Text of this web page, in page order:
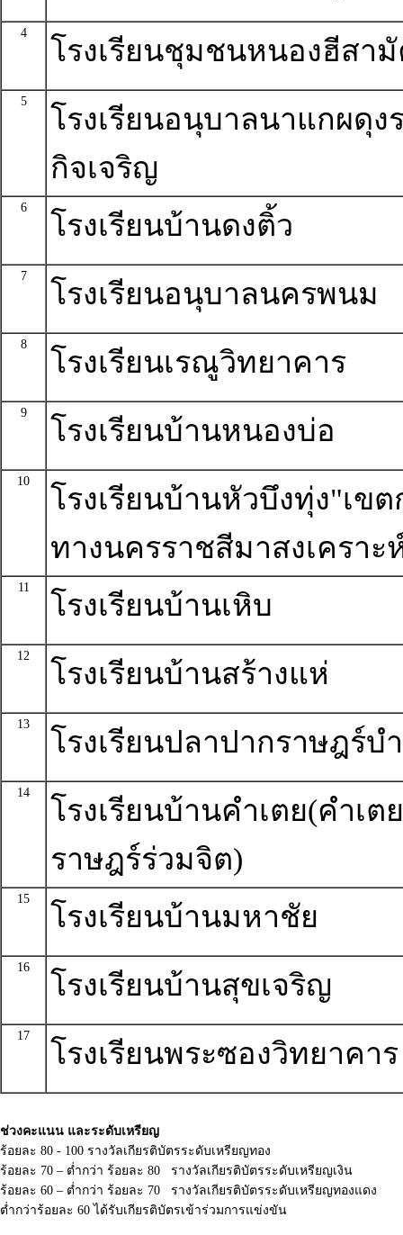
4
โรงเรียนชุมชนหนองฮีสา
5
โรงเรียนอนุบาลนาแกผดุง
กิจเจริญ
6
โรงเรียนบ้านดงติ้ว
7
โรงเรียนอนุบาลนครพนม
8
โรงเรียนเรณูวิทยาคาร
9
โรงเรียนบ้านหนองบ่อ
10
โรงเรียนบ้านหัวบึงทุ่ง"เขต
ทางนครราชสีมาสงเคราะ
11
โรงเรียนบ้านเหิบ
12
โรงเรียนบ้านสร้างแห่
13
โรงเรียนปลาปากราษฎร์บ
14
โรงเรียนบ้านคำเตย(คำเตย
ราษฎร์ร่วมจิต)
15
โรงเรียนบ้านมหาชัย
16
โรงเรียนบ้านสุขเจริญ
17
โรงเรียนพระซองวิทยาคาร
ช่วงคะแนน และระดับเหรียญ
ร้อยละ 80 - 100 รางวัลเกียรติบัตรระดับเหรียญทอง
ร้อยละ 70 – ต่ำกว่า ร้อยละ 80 รางวัลเกียรติบัตรระดับเหรียญเงิน
ร้อยละ 60 – ต่ำกว่า ร้อยละ 70 รางวัลเกียรติบัตรระดับเหรียญทองแดง
ต่ำกว่าร้อยละ 60 ได้รับเกียรติบัตรเข้าร่วมการแข่งขัน